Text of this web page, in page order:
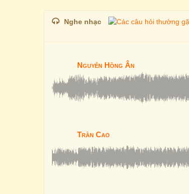
Nghe nhạc
Nguyễn Hồng Ân
Trần Cao